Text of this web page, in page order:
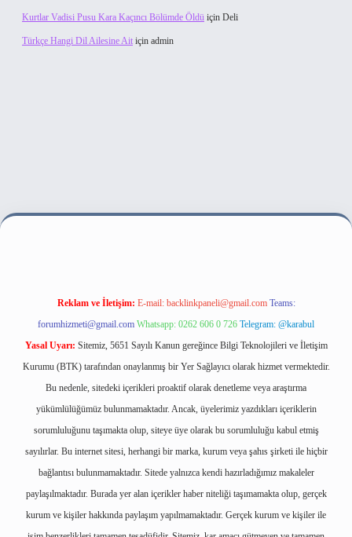
Kurtlar Vadisi Pusu Kara Kaçıncı Bölümde Öldü için Deli
Türkçe Hangi Dil Ailesine Ait için admin
Reklam ve İletişim: E-mail: backlinkpaneli@gmail.com Teams:
forumhizmeti@gmail.com Whatsapp: 0262 606 0 726 Telegram: @karabul
Yasal Uyarı: Sitemiz, 5651 Sayılı Kanun gereğince Bilgi Teknolojileri ve İletişim
Kurumu (BTK) tarafından onaylanmış bir Yer Sağlayıcı olarak hizmet vermektedir.
Bu nedenle, sitedeki içerikleri proaktif olarak denetleme veya araştırma
yükümlülüğümüz bulunmamaktadır. Ancak, üyelerimiz yazdıkları içeriklerin
sorumluluğunu taşımakta olup, siteye üye olarak bu sorumluluğu kabul etmiş
sayılırlar. Bu internet sitesi, herhangi bir marka, kurum veya şahıs şirketi ile hiçbir
bağlantısı bulunmamaktadır. Sitede yalnızca kendi hazırladığımız makaleler
paylaşılmaktadır. Burada yer alan içerikler haber niteliği taşımamakta olup, gerçek
kurum ve kişiler hakkında paylaşım yapılmamaktadır. Gerçek kurum ve kişiler ile